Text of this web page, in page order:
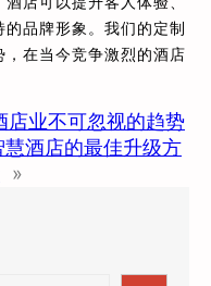
品牌形象。我们的定制
在当今竞争激烈的酒店
店业不可忽视的趋势
酒店的最佳升级方
»